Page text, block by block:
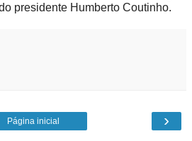
presidente Humberto Coutinho.
›
Página inicial